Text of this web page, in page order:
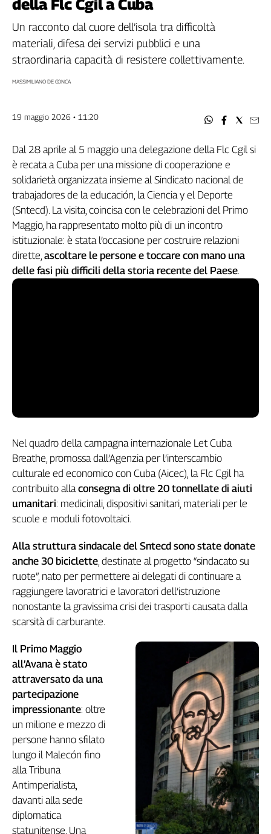
Filcams
Filctem
Filt
Fisac
Flc
Nidil
Slc
Spi
Inca
Caaf
Speciali
G8
di
Genova,
Play
Rubriche
Collettiva
Talk
La
settimana
Girasoli
Il
Sassolino
Linea
Economica
Tech
Easy
Inserti
Diffusa
InFlai
Le
trasmissioni
tv
Work
in
Progress
L'Italia
della Flc Cgil a Cuba
Un racconto dal cuore dell’isola tra difficoltà
materiali, difesa dei servizi pubblici e una
straordinaria capacità di resistere collettivamente.
MASSIMILIANO DE CONCA
19 maggio 2026 • 11:20
Dal 28 aprile al 5 maggio una delegazione della Flc Cgil si
è recata a Cuba per una missione di cooperazione e
solidarietà organizzata insieme al Sindicato nacional de
trabajadores de la educación, la Ciencia y el Deporte
(Sntecd). La visita, coincisa con le celebrazioni del Primo
Maggio, ha rappresentato molto più di un incontro
istituzionale: è stata l’occasione per costruire relazioni
dirette, ascoltare le persone e toccare con mano una
delle fasi più difficili della storia recente del Paese.
Nel quadro della campagna internazionale Let Cuba
Breathe, promossa dall’Agenzia per l’interscambio
culturale ed economico con Cuba (Aicec), la Flc Cgil ha
contribuito alla consegna di oltre 20 tonnellate di aiuti
umanitari: medicinali, dispositivi sanitari, materiali per le
scuole e moduli fotovoltaici.
Alla struttura sindacale del Sntecd sono state donate
anche 30 biciclette , destinate al progetto “sindacato su
ruote”, nato per permettere ai delegati di continuare a
raggiungere lavoratrici e lavoratori dell’istruzione
nonostante la gravissima crisi dei trasporti causata dalla
scarsità di carburante.
Il Primo Maggio
all’Avana è stato
attraversato da una
partecipazione
impressionante: oltre
un milione e mezzo di
persone hanno sfilato
lungo il Malecón fino
alla Tribuna
Antimperialista,
davanti alla sede
diplomatica
statunitense. Una